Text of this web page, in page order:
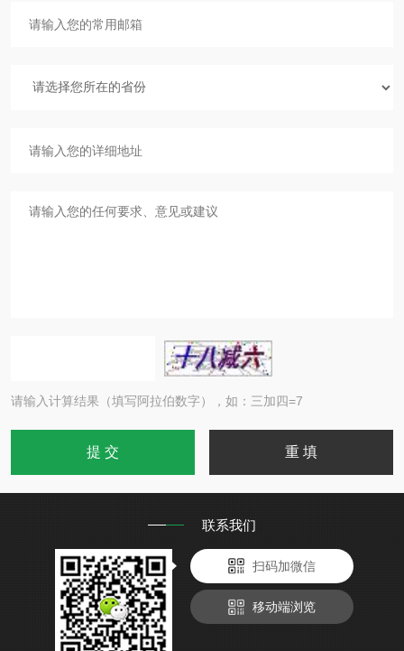
请输入计算结果（填写阿拉伯数字），如：三加四=7
联系我们
扫码加微信
移动端浏览